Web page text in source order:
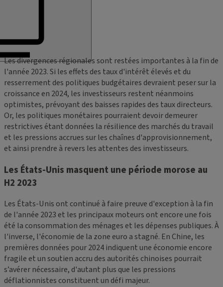
Les divergences régionales sont restées importantes à la fin de
l'année 2023. Si les effets des taux d'intérêt élevés et du
resserrement des politiques budgétaires devraient peser sur la
croissance en 2024, les investisseurs restent néanmoins
optimistes, prévoyant des baisses rapides des taux directeurs.
Or, les politiques monétaires pourraient devoir demeurer
restrictives étant données la résilience des marchés du travail
et les pressions accrues sur les chaînes d'approvisionnement,
et ainsi prendre à revers les attentes des investisseurs.
Les États-Unis masquent une période morose au
H2 2023
Les États-Unis ont continué à faire preuve d'exception à la fin
de l'année 2023 et les principaux moteurs ont encore une fois
été la consommation des ménages et les dépenses publiques. À
l'inverse, l'économie de la zone euro a stagné. En Chine, les
premières données pour 2024 indiquent une économie encore
fragile et un soutien accru des autorités chinoises pourrait
s’avérer nécessaire, d'autant plus que les pressions
déflationnistes constituent un défi majeur.